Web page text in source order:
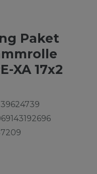
Paket
XA 17x2